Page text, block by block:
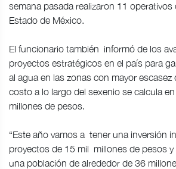
semana pasada realizaron 11 operativos
Estado de México.
El funcionario también informó de los
proyectos estratégicos en el país para
al agua en las zonas con mayor escasez
costo a lo largo del sexenio se calcula
millones de pesos.
“Este año vamos a tener una inversión
proyectos de 15 mil millones de pesos y
una población de alrededor de 36